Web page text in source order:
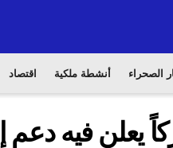
الصحراء أنشطة ملكية اقتصاد
يعلن فيه دعم